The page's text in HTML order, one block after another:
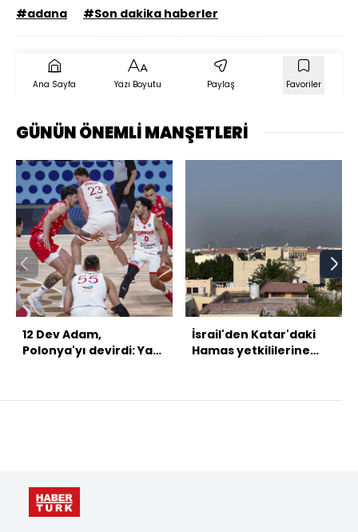
#adana #Son dakika haberler
Ana Sayfa Yazı Boyutu Paylaş Favoriler
GÜNÜN ÖNEMLİ MANŞETLERİ
12 Dev Adam,
Polonya'yı devirdi: Yarı
İsrail'den Katar'daki
Hamas yetkililerine